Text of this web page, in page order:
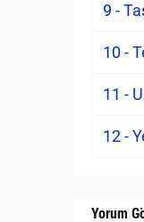
9 -
10 -
11 -
12 -
Yorum